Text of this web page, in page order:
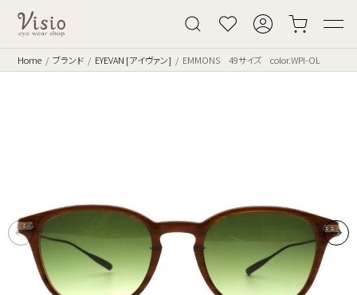
Home ブランド EYEVAN [アイヴァン] EMMONS 49サイズ color.WPI-OL